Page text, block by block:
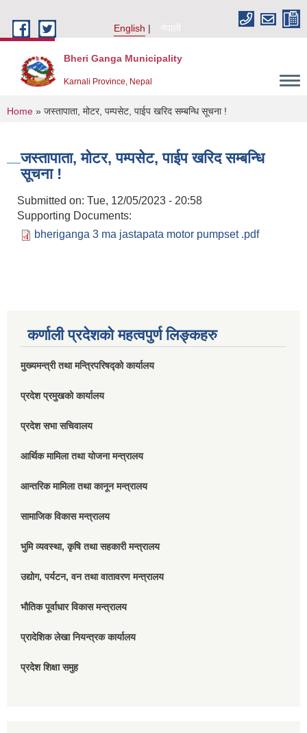
English
नेपाली
Bheri Ganga Municipality
Karnali Province, Nepal
You are here
Home » जस्तापाता, मोटर, पम्पसेट, पाईप खरिद सम्बन्धि सूचना !
जस्तापाता, मोटर, पम्पसेट, पाईप खरिद सम्बन्धि
सूचना !
Submitted on: Tue, 12/05/2023 - 20:58
Supporting Documents:
bheriganga 3 ma jastapata motor pumpset .pdf
कर्णाली प्रदेशको महत्वपुर्ण लिङ्कहरु
मुख्यमन्त्री तथा मन्त्रिपरिषद्को कार्यालय
प्रदेश प्रमुखको कार्यालय
प्रदेश सभा सचिवालय
आर्थिक मामिला तथा योजना मन्त्रालय
आन्तरिक मामिला तथा कानून मन्त्रालय
सामाजिक विकास मन्त्रालय
भुमि व्यवस्था, कृषि तथा सहकारी मन्त्रालय
उद्योग, पर्यटन, वन तथा वातावरण मन्त्रालय
भौतिक पूर्वाधार विकास मन्त्रालय
प्रादेशिक लेखा नियन्त्रक कार्यालय
प्रदेश शिक्षा समुह